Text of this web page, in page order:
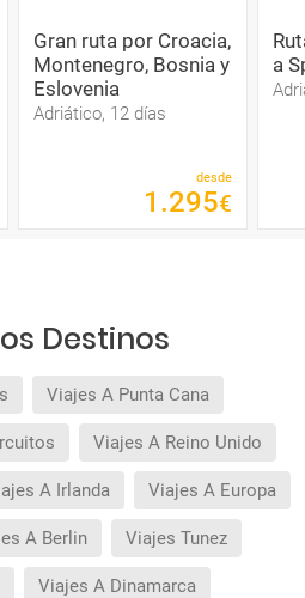
Gran ruta por Croacia,
Montenegro, Bosnia y
Eslovenia
Adriático, 12 días
desde
1 .295€
a
Destinos
Viajes A Punta Cana
Viajes A Reino Unido
A Irlanda Viajes A Europa
A Berlin Viajes Tunez
Viajes A Dinamarca